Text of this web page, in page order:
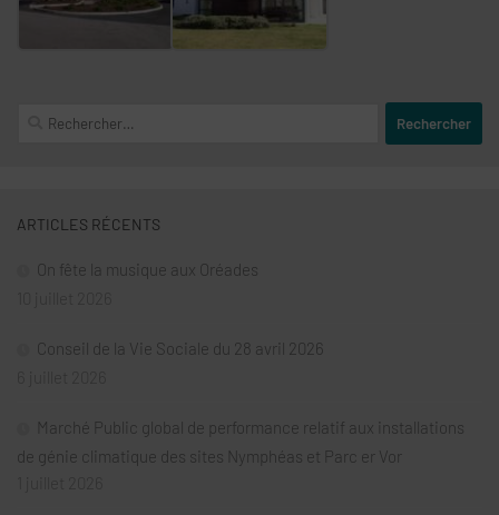
Rechercher :
ARTICLES RÉCENTS
On fête la musique aux Oréades
Conseil de la Vie Sociale du 28 avril 2026
Marché Public global de performance relatif aux installations
de génie climatique des sites Nymphéas et Parc er Vor